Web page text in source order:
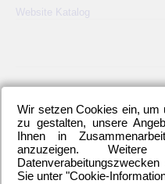
Website Katalog
2. Bundesliga(148)
Bundesliga(445) DFB-Auswahl
EM(21) Freundschaftsspiel
Relegationsspiel(4)
Wir setzen Cookies ein, um
zu gestalten, unsere
Ihnen in
anzuzeigen.
Sie unter "Cookie-